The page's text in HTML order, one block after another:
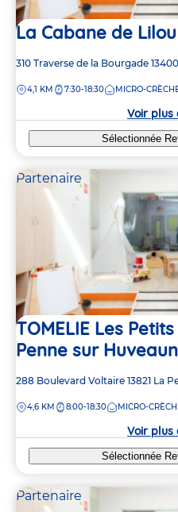
La Cabane de
Adresse
la
310 Traverse de la Bourgade 13400
DISTANCE
4,1 KM 7:30-18:30 MICRO-
Voir plus
Sélectionnée
Partenaire
TOMELIE Les
Penne sur
Adresse
la
288 Boulevard Voltaire 13821 La
DISTANCE
4,6 KM 8:00-18:30 MICRO-
Voir plus
Sélectionnée
Partenaire